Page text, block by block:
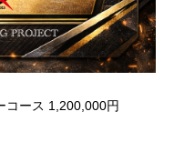
コース 1,200,000円